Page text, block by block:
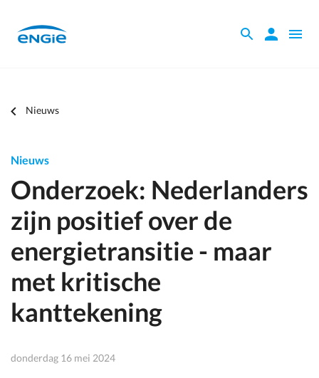
mainZoeken
Zoeken
Open
Je
Nieuws
Nieuws
Onderzoek: Nederlanders
zijn positief over de
energietransitie - maar
met kritische
kanttekening
donderdag 16 mei 2024